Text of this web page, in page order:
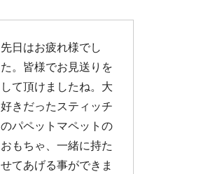
先日はお疲れ様でし
た。皆様でお見送りを
して頂けましたね。大
好きだったスティッチ
のパペットマペットの
おもちゃ、一緒に持た
せてあげる事ができま